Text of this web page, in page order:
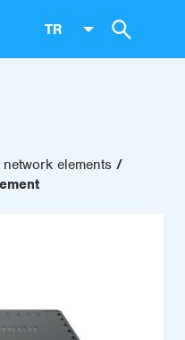
TR
elements